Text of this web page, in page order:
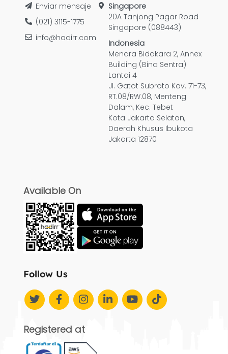
Enviar mensaje
(021) 3115-1775
info@hadirr.com
Singapore
20A Tanjong Pagar Road
Singapore (088443)
Indonesia
Menara Bidakara 2, Annex
Building (Bina Sentra)
Lantai 4
Jl. Gatot Subroto Kav. 71-73,
RT.08/RW.08, Menteng
Dalam, Kec. Tebet
Kota Jakarta Selatan,
Daerah Khusus Ibukota
Jakarta 12870
Available On
Follow Us
Registered at